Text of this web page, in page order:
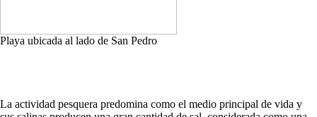
Playa ubicada al lado de San Pedro
La actividad pesquera predomina como el medio principal de vida y